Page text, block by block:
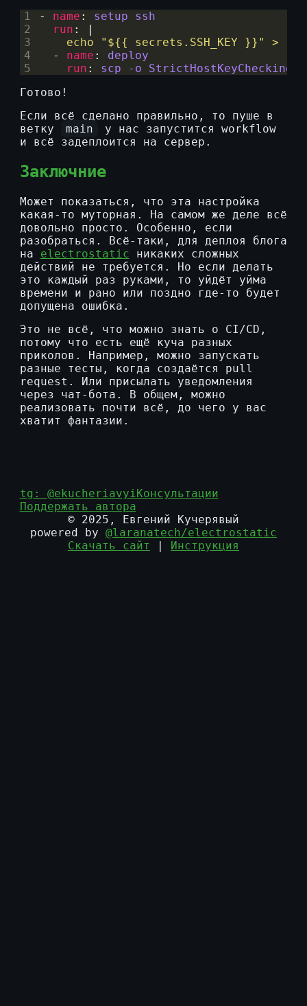
1
- name :
setup ssh
2
run :
|
3
echo "${{ secrets.SSH_KEY }}" > ./
4
- name :
deploy
5
run :
scp -o
Готово!
Если всё сделано правильно, то пуше в
ветку
main
у нас запустится workflow
и всё задеплоится на сервер.
Заключние
Может показаться, что эта настройка
какая-то муторная. На самом же деле всё
довольно просто. Особенно, если
разобраться. Всё-таки, для деплоя блога
на electrostatic никаких сложных
действий не требуется. Но если делать
это каждый раз руками, то уйдёт уйма
времени и рано или поздно где-то будет
допущена ошибка.
Это не всё, что можно знать о CI/CD,
потому что есть ещё куча разных
приколов. Например, можно запускать
разные тесты, когда создаётся pull
request. Или присылать уведомления
через чат-бота. В общем, можно
реализовать почти всё, до чего у вас
хватит фантазии.
tg: @ekucheriavyiКонсультации
Поддержать автора
© 2025, Евгений Кучерявый
powered by @laranatech/electrostatic
Скачать сайт
Инструкция